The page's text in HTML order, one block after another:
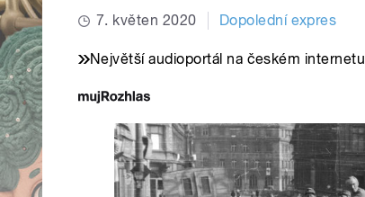
7. květen 2020 Dopolední expres
Největší audioportál na českém internetu